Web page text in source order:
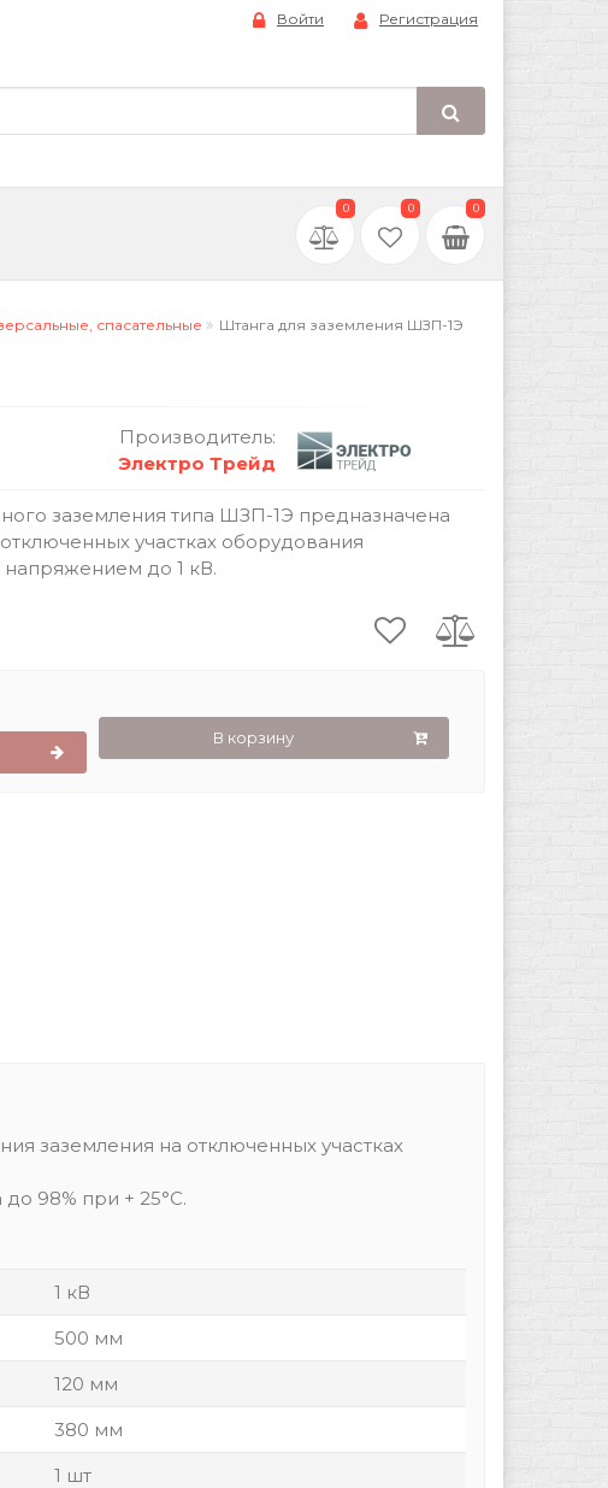
Войти Регистрация
0 0 0
спасательные Штанга для заземления ШЗП-1Э
Производитель:
Электро Трейд
заземления типа ШЗП-1Э предназначена
участках оборудования
напряжением до 1 кВ.
В корзину
заземления на отключенных участках
98% при + 25°С.
1 кВ
500 мм
120 мм
380 мм
1 шт